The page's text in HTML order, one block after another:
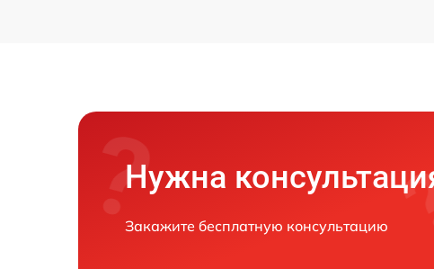
Нужна
Закажите бесплатную консультацию